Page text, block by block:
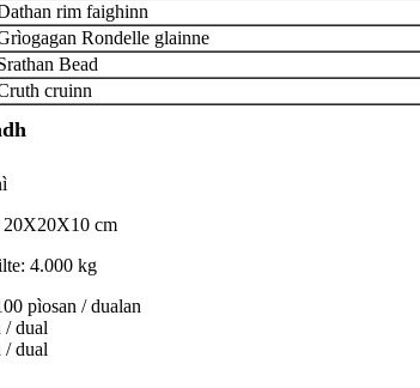
rim faighinn
Rondelle glainne
Bead
cruinn
20X20X10 cm
4.000 kg
pìosan / dualan
/ dual
/ dual